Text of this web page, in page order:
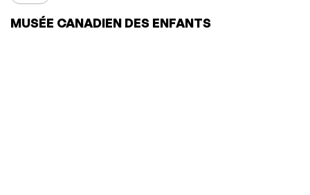
MUSÉE CANADIEN DES ENFANTS